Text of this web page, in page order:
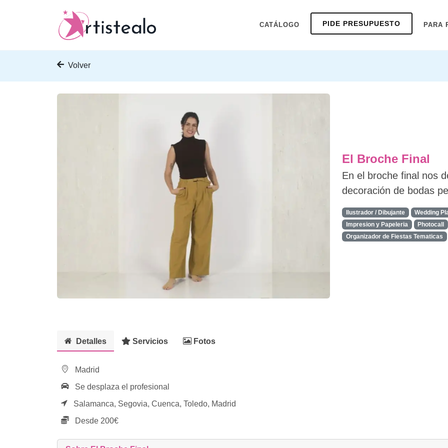
CATÁLOGO PIDE PRESUPUESTO PARA
Volver
El Broche Final
En el broche final nos
decoración de bodas
Ilustrador / Dibujante Wedding
Impresion y Papeleria
Photocall
Organizador de Fiestas Tematicas
Detalles Servicios Fotos
Madrid
Se desplaza el profesional
Salamanca, Segovia, Cuenca, Toledo, Madrid
Desde 200€